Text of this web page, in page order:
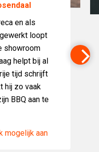
en als
loopt
showroom
helpt bij al
tijd schrijft
hij zo vaak
BBQ aan te
mogelijk aan